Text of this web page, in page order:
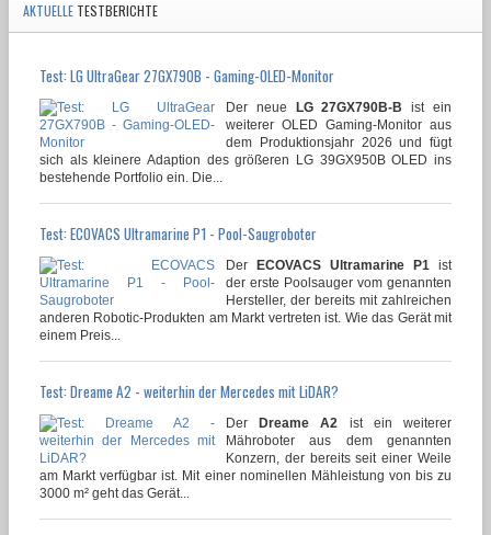
AKTUELLE TESTBERICHTE
Test: LG UltraGear 27GX790B - Gaming-OLED-Monitor
Der neue LG 27GX790B-B
ist ein
weiterer OLED Gaming-Monitor aus
dem Produktionsjahr 2026 und fügt
sich als kleinere Adaption des größeren LG 39GX950B OLED ins
bestehende Portfolio ein. Die...
Test: ECOVACS Ultramarine P1 - Pool-Saugroboter
Der ECOVACS Ultramarine P1 ist
der erste Poolsauger vom genannten
Hersteller, der bereits mit zahlreichen
anderen Robotic-Produkten am Markt vertreten ist. Wie das Gerät mit
einem Preis...
Test: Dreame A2 - weiterhin der Mercedes mit LiDAR?
Der Dreame A2 ist ein weiterer
Mähroboter aus dem genannten
Konzern, der bereits seit einer Weile
am Markt verfügbar ist. Mit einer nominellen Mähleistung von bis zu
3000 m² geht das Gerät...